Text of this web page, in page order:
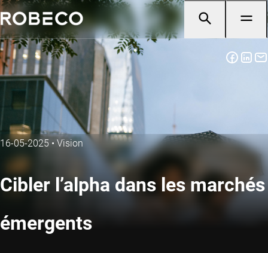
16-05-2025 • Vision
Cibler l’alpha dans les marchés
émergents